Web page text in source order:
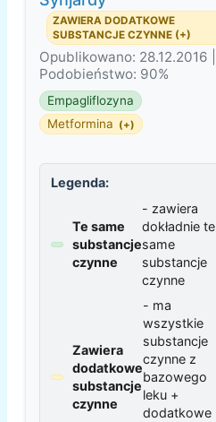
ZAWIERA DODATKOWE
SUBSTANCJE CZYNNE (+)
Opublikowano: 28.12.2016 |
Podobieństwo: 90%
Empagliflozyna
Metformina (+)
Legenda:
Te same
substancje
czynne
- zawiera
dokładnie te
same
substancje
czynne
Zawiera
dodatkowe
substancje
czynne
- ma
wszystkie
substancje
czynne z
bazowego
leku +
dodatkowe